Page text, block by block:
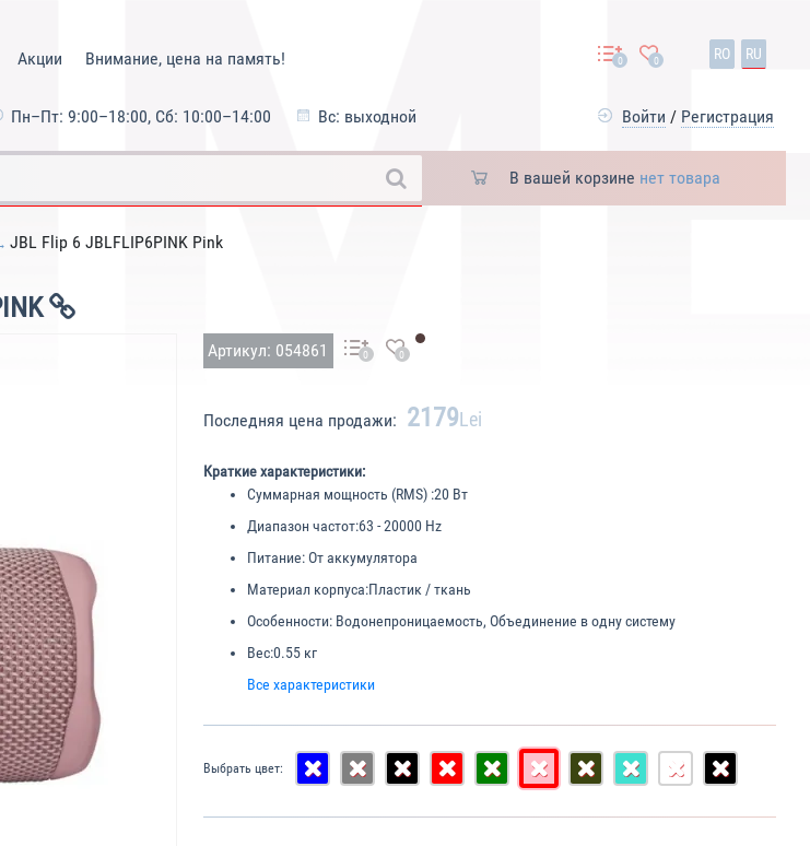
Акции Внимание, цена на память!
Пн–Пт: 9:00–18:00, Сб: 10:00–14:00 Вс: выходной
0 0 RO RU
Войти / Регистрация
В вашей корзине нет товара
JBL Flip 6 JBLFLIP6PINK Pink
Артикул: 054861 0 0
Последняя цена продажи: 2179Lei
Краткие характеристики:
Суммарная мощность (RMS) :20 Вт
Диапазон частот:63 - 20000 Hz
Питание:От аккумулятора
Материал корпуса:Пластик / ткань
Особенности:Водонепроницаемость, Объединение в одну систему
Вес:0.55 кг
Все характеристики
Выбрать цвет: